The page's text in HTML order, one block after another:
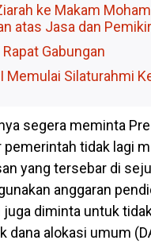
ke Makam
atas Jasa dan
Rapat Gabungan
Memulai Silaturahmi
segera meminta
tidak lagi
yang tersebar di
anggaran
juga diminta untuk
dana alokasi umum